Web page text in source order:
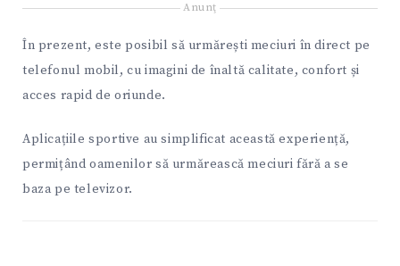
Anunţ
În prezent, este posibil să urmărești meciuri în direct pe
telefonul mobil, cu imagini de înaltă calitate, confort și
acces rapid de oriunde.
Aplicațiile sportive au simplificat această experiență,
permițând oamenilor să urmărească meciuri fără a se
baza pe televizor.